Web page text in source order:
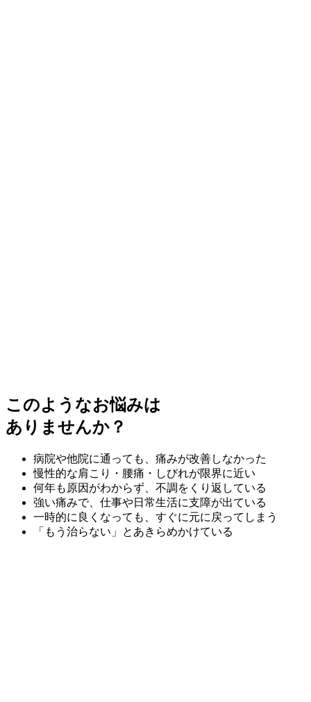
このようなお悩みは
ありませんか？
病院や他院に通っても、痛みが改善しなかった
慢性的な肩こり・腰痛・しびれが限界に近い
何年も原因がわからず、不調をくり返している
強い痛みで、仕事や日常生活に支障が出ている
一時的に良くなっても、すぐに元に戻ってしまう
「もう治らない」とあきらめかけている